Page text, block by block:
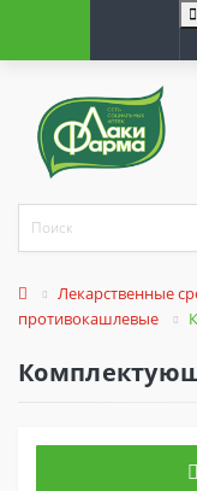
Лекарственные
противокашлевые